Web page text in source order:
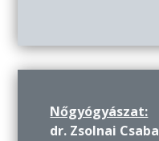
Nőgyógyászat:
dr. Zsolnai Csaba